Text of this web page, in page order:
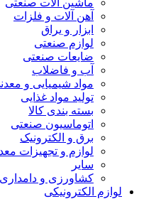
ماشین آلات صنعتی
آهن آلات و فلزات
ابزار و یراق
لوازم صنعتی
ضایعات صنعتی
آب و فاضلاب
مواد شیمیایی و معدنی
تولید مواد غذایی
بسته بندی کالا
اتوماسیون صنعتی
برق و الکترونیک
لوازم و تجهیزات معدن
سایر
کشاورزی و دامداری
لوازم الکترونیکی